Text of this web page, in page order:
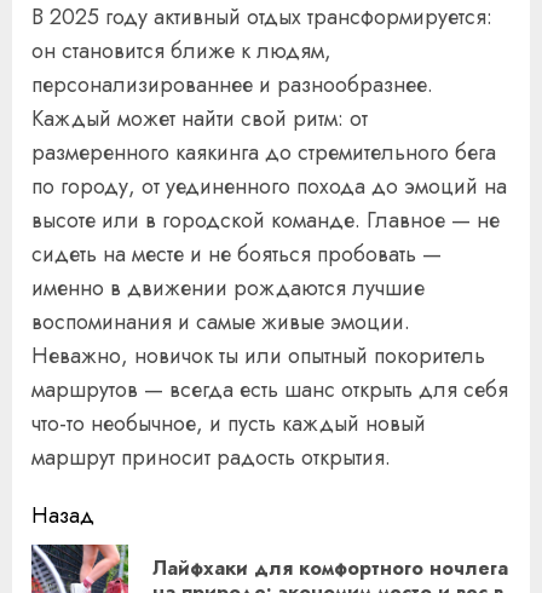
В 2025 году активный отдых трансформируется:
он становится ближе к людям,
персонализированнее и разнообразнее.
Каждый может найти свой ритм: от
размеренного каякинга до стремительного бега
по городу, от уединенного похода до эмоций на
высоте или в городской команде. Главное — не
сидеть на месте и не бояться пробовать —
именно в движении рождаются лучшие
воспоминания и самые живые эмоции.
Неважно, новичок ты или опытный покоритель
маршрутов — всегда есть шанс открыть для себя
что-то необычное, и пусть каждый новый
маршрут приносит радость открытия.
Продолжить
чтение
Назад
Лайфхаки для комфортного ночлега